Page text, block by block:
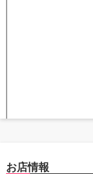
お店情報